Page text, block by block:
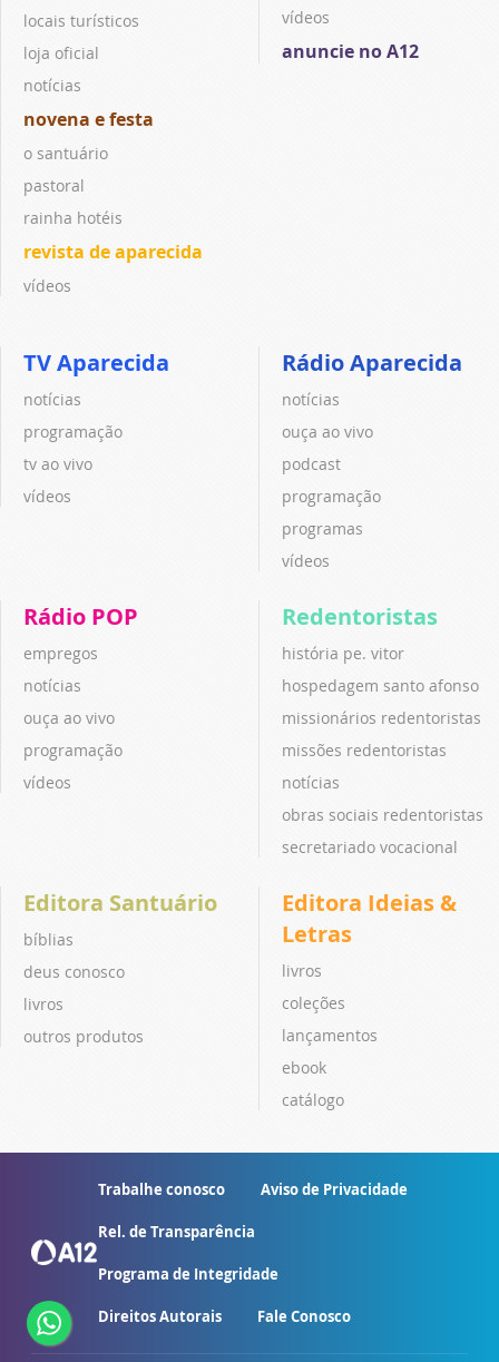
locais turísticos
loja oficial
notícias
novena e festa
o santuário
pastoral
rainha hotéis
revista de aparecida
vídeos
vídeos
anuncie no A12
TV Aparecida
notícias
programação
tv ao vivo
vídeos
Rádio Aparecida
notícias
ouça ao vivo
podcast
programação
programas
vídeos
Rádio POP
empregos
notícias
ouça ao vivo
programação
vídeos
Redentoristas
história pe. vitor
hospedagem santo afonso
missionários redentoristas
missões redentoristas
notícias
obras sociais redentoristas
secretariado vocacional
Editora Santuário
bíblias
deus conosco
livros
outros produtos
Editora Ideias &
Letras
livros
coleções
lançamentos
ebook
catálogo
Trabalhe conosco Aviso de Privacidade
Rel. de Transparência
Programa de Integridade
Direitos Autorais Fale Conosco